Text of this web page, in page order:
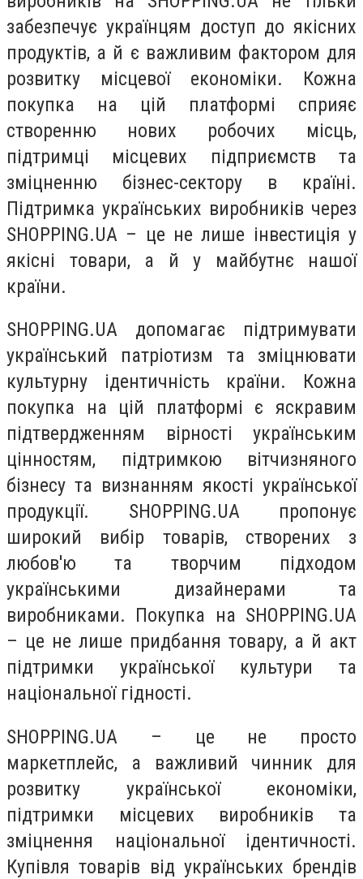
забезпечує українцям доступ до якісних
продуктів, а й є важливим фактором для
розвитку місцевої економіки. Кожна
покупка на цій платформі сприяє
створенню нових робочих місць,
підтримці місцевих підприємств та
зміцненню бізнес-сектору в країні.
Підтримка українських виробників через
SHOPPING.UA – це не лише інвестиція у
якісні товари, а й у майбутнє нашої
країни.
SHOPPING.UA допомагає підтримувати
український патріотизм та зміцнювати
культурну ідентичність країни. Кожна
покупка на цій платформі є яскравим
підтвердженням вірності українським
цінностям, підтримкою вітчизняного
бізнесу та визнанням якості української
продукції. SHOPPING.UA пропонує
широкий вибір товарів, створених з
любов'ю та творчим підходом
українськими дизайнерами та
виробниками. Покупка на SHOPPING.UA
– це не лише придбання товару, а й акт
підтримки української культури та
національної гідності.
SHOPPING.UA – це не просто
маркетплейс, а важливий чинник для
розвитку української економіки,
підтримки місцевих виробників та
зміцнення національної ідентичності.
Купівля товарів від українських брендів